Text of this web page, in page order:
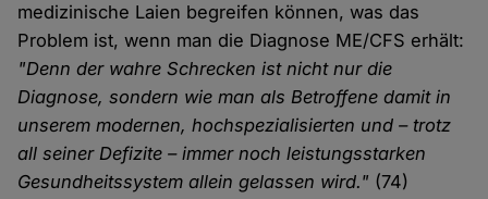
medizinische Laien begreifen können, was das
Problem ist, wenn man die Diagnose ME/CFS erhält:
"Denn der wahre Schrecken ist nicht nur die
Diagnose, sondern wie man als Betroffene damit in
unserem modernen, hochspezialisierten und – trotz
all seiner Defizite – immer noch leistungsstarken
Gesundheitssystem allein gelassen wird." (74)